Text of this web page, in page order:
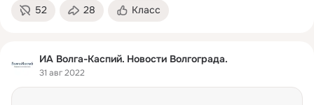
52 28 Класс
ИА Волга-Каспий. Новости Волгограда.
31 авг 2022